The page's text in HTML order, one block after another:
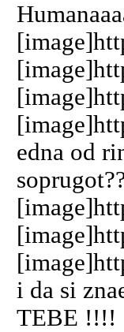
edna od
i da si
TEBE !!!!